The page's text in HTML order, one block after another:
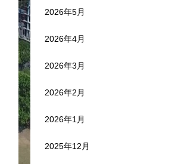
2026年5月
2026年4月
2026年3月
2026年2月
2026年1月
2025年12月